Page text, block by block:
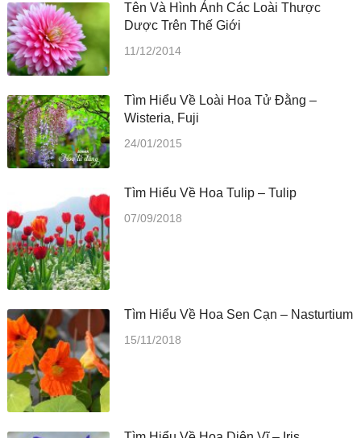
Tên Và Hình Ảnh Các Loài Thược
Dược Trên Thế Giới
11/12/2014
Tìm Hiểu Về Loài Hoa Tử Đằng –
Wisteria, Fuji
24/01/2015
Tìm Hiểu Về Hoa Tulip – Tulip
07/09/2018
Tìm Hiểu Về Hoa Sen Cạn – Nasturtium
15/11/2018